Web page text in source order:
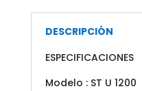
DESCRIPCIÓN
ESPECIFICACIONES
Modelo : ST U 1200